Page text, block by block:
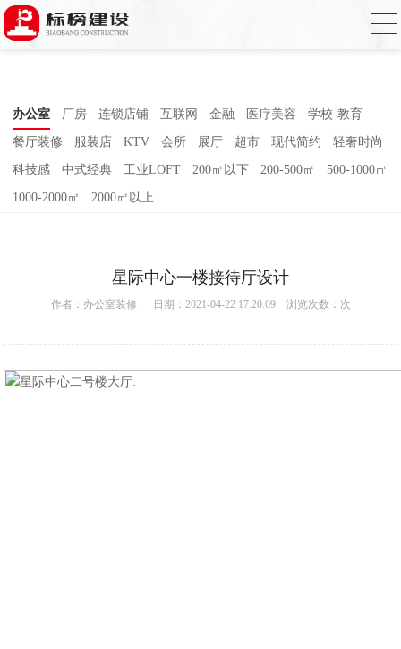
香蕉视频在线免费,香蕉视频导航,黄色香蕉
视频下载,91香蕉APP成人污在线观看
办公室 厂房 连锁店铺 互联网 金融 医疗美容 学校-教育
餐厅装修 服装店 KTV 会所 展厅 超市 现代简约 轻奢时尚
科技感 中式经典 工业LOFT 200㎡以下 200-500㎡ 500-1000㎡
1000-2000㎡ 2000㎡以上
星际中心一楼接待厅设计
作者： 办公室装修 日期：2021-04-22 17:20:09 浏览次数： 次